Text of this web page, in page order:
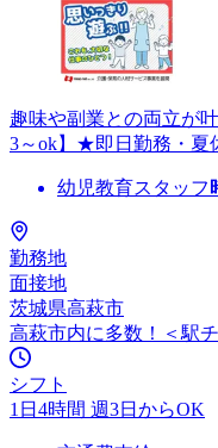
趣味や副業との両立が
3～ok】★即日勤務・夏
幼児教育スタッフ
勤務地
面接地
茨城県高萩市
高萩市内に多数！＜駅
シフト
1日4時間 週3日からOK